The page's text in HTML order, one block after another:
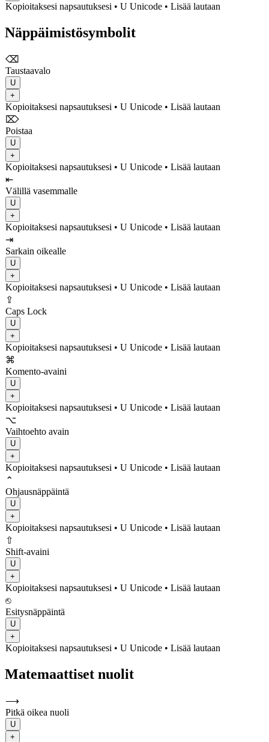
Kopioitaksesi napsautuksesi • U Unicode • Lisää lautaan
Näppäimistösymbolit
⌫
Taustaavalo
U
+
Kopioitaksesi napsautuksesi • U Unicode • Lisää lautaan
⌦
Poistaa
U
+
Kopioitaksesi napsautuksesi • U Unicode • Lisää lautaan
⇤
Välillä vasemmalle
U
+
Kopioitaksesi napsautuksesi • U Unicode • Lisää lautaan
⇥
Sarkain oikealle
U
+
Kopioitaksesi napsautuksesi • U Unicode • Lisää lautaan
⇪
Caps Lock
U
+
Kopioitaksesi napsautuksesi • U Unicode • Lisää lautaan
⌘
Komento-avaini
U
+
Kopioitaksesi napsautuksesi • U Unicode • Lisää lautaan
⌥
Vaihtoehto avain
U
+
Kopioitaksesi napsautuksesi • U Unicode • Lisää lautaan
⌃
Ohjausnäppäintä
U
+
Kopioitaksesi napsautuksesi • U Unicode • Lisää lautaan
⇧
Shift-avaini
U
+
Kopioitaksesi napsautuksesi • U Unicode • Lisää lautaan
⎋
Esitysnäppäintä
U
+
Kopioitaksesi napsautuksesi • U Unicode • Lisää lautaan
Matemaattiset nuolit
⟶
Pitkä oikea nuoli
U
+